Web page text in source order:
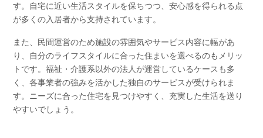
す。自宅に近い生活スタイルを保ちつつ、安心感を得られる点
が多くの入居者から支持されています。
また、民間運営のため施設の雰囲気やサービス内容に幅があ
り、自分のライフスタイルに合った住まいを選べるのもメリッ
トです。福祉・介護系以外の法人が運営しているケースも多
く、各事業者の強みを活かした独自のサービスが受けられま
す。ニーズに合った住宅を見つけやすく、充実した生活を送り
やすいでしょう。